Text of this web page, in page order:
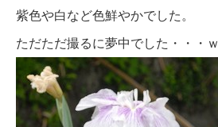
紫色や白など色鮮やかでした。
ただただ撮るに夢中でした・・・ｗ